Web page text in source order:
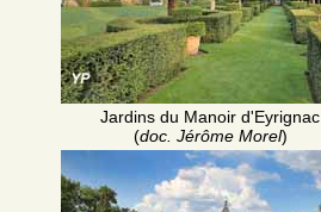
Jardins du Manoir d'Eyrignac
(doc. Jérôme Morel)